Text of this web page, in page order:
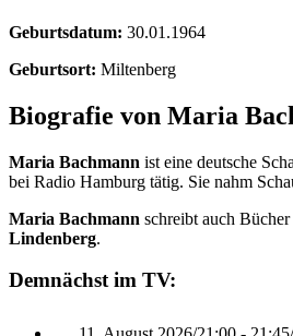
Geburtsdatum: 30.01.1964
Geburtsort: Miltenberg
Biografie von Maria
Maria Bachmann ist eine deutsche
bei Radio Hamburg tätig. Sie nahm
Maria Bachmann schreibt auch
Lindenberg.
Demnächst im TV: